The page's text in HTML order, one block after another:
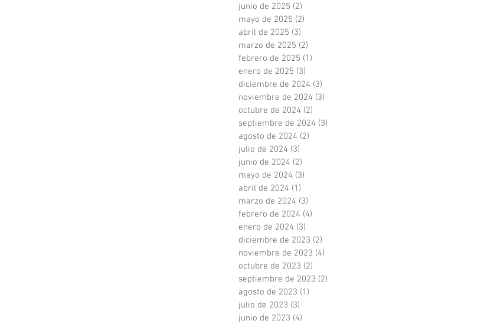
junio de 2025 (2)
mayo de 2025 (2)
abril de 2025 (3)
marzo de 2025 (2)
febrero de 2025 (1)
enero de 2025 (3)
diciembre de 2024 (3)
noviembre de 2024 (3)
octubre de 2024 (2)
septiembre de 2024 (3)
agosto de 2024 (2)
julio de 2024 (3)
junio de 2024 (2)
mayo de 2024 (3)
abril de 2024 (1)
marzo de 2024 (3)
febrero de 2024 (4)
enero de 2024 (3)
diciembre de 2023 (2)
noviembre de 2023 (4)
octubre de 2023 (2)
septiembre de 2023 (2)
agosto de 2023 (1)
julio de 2023 (3)
junio de 2023 (4)